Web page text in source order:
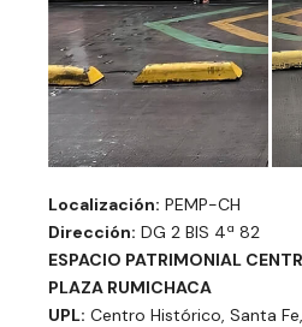
Localización: PEMP-CH
Dirección: DG 2 BIS 4ª 82
ESPACIO PATRIMONIAL
PLAZA RUMICHACA
UPL: Centro Histórico, Santa